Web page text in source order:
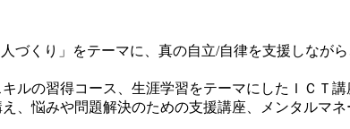
づくり」をテーマに、真の自立/自律を支援しなが
ルの習得コース、生涯学習をテーマにしたＩＣＴ
、悩みや問題解決のための支援講座、メンタルマネ